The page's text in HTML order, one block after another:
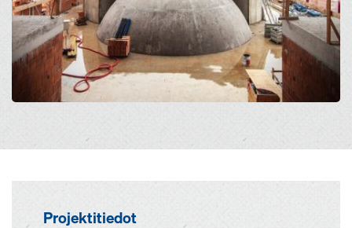
Projektitiedot